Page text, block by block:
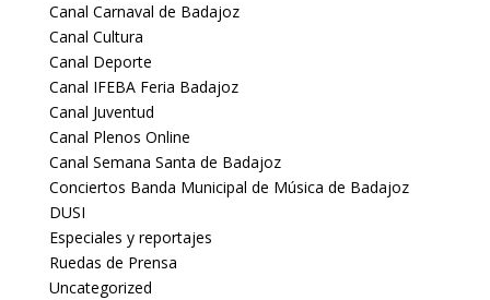
Canal Carnaval de Badajoz
Canal Cultura
Canal Deporte
Canal IFEBA Feria Badajoz
Canal Juventud
Canal Plenos Online
Canal Semana Santa de Badajoz
Conciertos Banda Municipal de Música de Badajoz
DUSI
Especiales y reportajes
Ruedas de Prensa
Uncategorized